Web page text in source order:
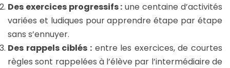
Des exercices progressifs : une centaine d’activités
variées et ludiques pour apprendre étape par étape
sans s’ennuyer.
Des rappels ciblés :entre les exercices, de courtes
règles sont rappelées à l’élève par l’intermédiaire de